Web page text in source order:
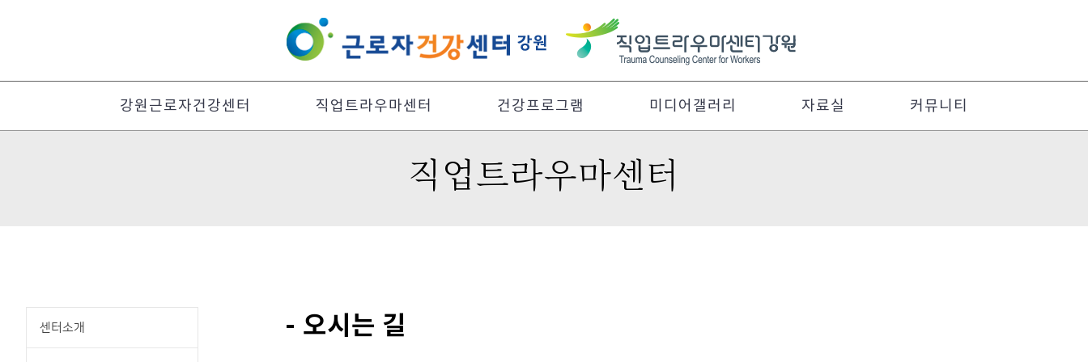
강원근로자건강센터 직업트라우마센터 건강프로그램 미디어갤러리 자료실 커뮤니티
직업트라우마센터
센터소개 - 오시는 길